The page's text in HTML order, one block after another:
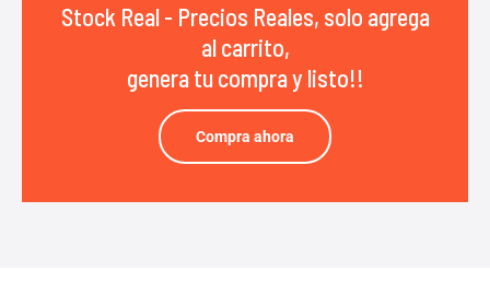
Stock Real - Precios Reales, solo agrega
al carrito,
genera tu compra y listo!!
Compra ahora